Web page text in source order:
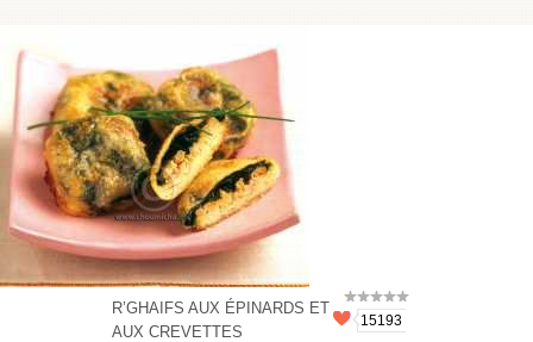
R’GHAIFS AUX ÉPINARDS ET
AUX CREVETTES
15193